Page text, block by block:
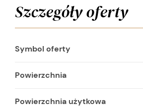
Szczegóły oferty
Symbol oferty
Powierzchnia
Powierzchnia użytkowa